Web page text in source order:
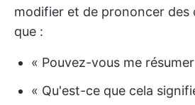
modifier et de prononcer des
que :
« Pouvez-vous me
« Qu'est-ce que cela